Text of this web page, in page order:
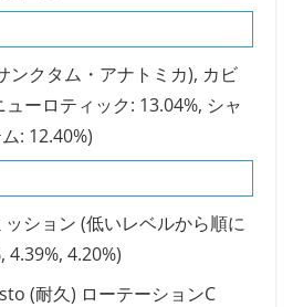
ンクタム・アナトミカ), カビ
ーロティック: 13.04%, シャ
: 12.40%)
ション (低いレベルから順に
4.39%, 4.20%)
(耐久) ローテーションC